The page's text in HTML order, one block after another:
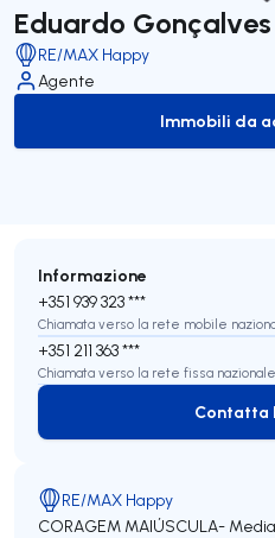
Eduardo Gonçalves
RE/MAX Happy
Agente
Immobili da
Informazione
+351 939 323 ***
Chiamata verso la rete mobile
+351 211 363 ***
Chiamata verso la rete fissa nazionale
Contatta
RE/MAX Happy
CORAGEM MAIÚSCULA-